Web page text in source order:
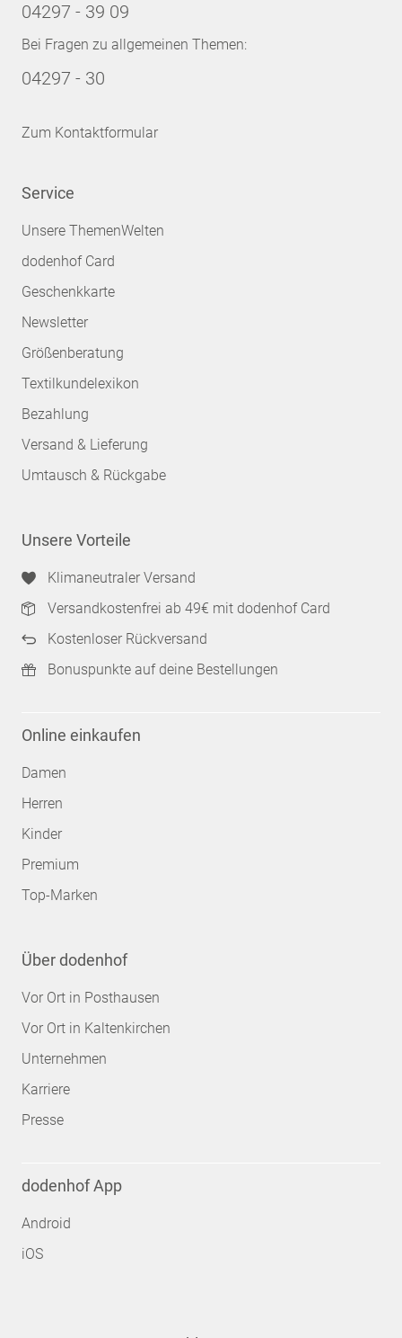
04297 - 39 09
Bei Fragen zu allgemeinen Themen:
04297 - 30
Zum Kontaktformular
Service
Unsere ThemenWelten
dodenhof Card
Geschenkkarte
Newsletter
Größenberatung
Textilkundelexikon
Bezahlung
Versand & Lieferung
Umtausch & Rückgabe
Unsere Vorteile
Klimaneutraler Versand
Versandkostenfrei ab 49€ mit dodenhof Card
Kostenloser Rückversand
Bonuspunkte auf deine Bestellungen
Online einkaufen
Damen
Herren
Kinder
Premium
Top-Marken
Über dodenhof
Vor Ort in Posthausen
Vor Ort in Kaltenkirchen
Unternehmen
Karriere
Presse
dodenhof App
Android
iOS